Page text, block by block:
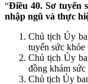
“Điều 40. Sơ tuyển
nhập ngũ và thực
Chủ tịch Ủy
tuyển sức khỏe
Chủ tịch Ủy
đồng khám
Chủ tịch Ủy